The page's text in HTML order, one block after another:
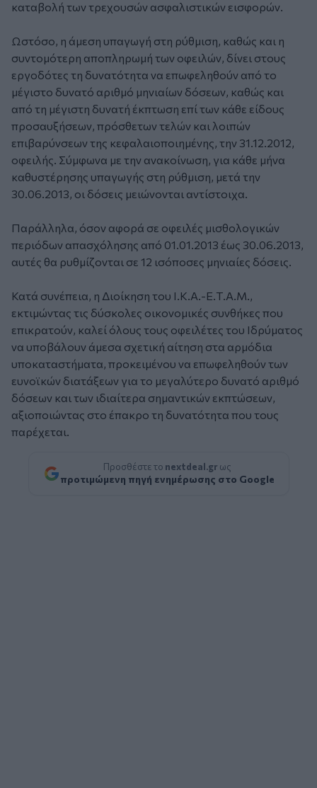
καταβολή των τρεχουσών ασφαλιστικών εισφορών.
Ωστόσο, η άμεση υπαγωγή στη ρύθμιση, καθώς και η
συντομότερη αποπληρωμή των οφειλών, δίνει στους
εργοδότες τη δυνατότητα να επωφεληθούν από το
μέγιστο δυνατό αριθμό μηνιαίων δόσεων, καθώς και
από τη μέγιστη δυνατή έκπτωση επί των κάθε είδους
προσαυξήσεων, πρόσθετων τελών και λοιπών
επιβαρύνσεων της κεφαλαιοποιημένης, την 31.12.2012,
οφειλής. Σύμφωνα με την ανακοίνωση, για κάθε μήνα
καθυστέρησης υπαγωγής στη ρύθμιση, μετά την
30.06.2013, οι δόσεις μειώνονται αντίστοιχα.
Παράλληλα, όσον αφορά σε οφειλές μισθολογικών
περιόδων απασχόλησης από 01.01.2013 έως 30.06.2013,
αυτές θα ρυθμίζονται σε 12 ισόποσες μηνιαίες δόσεις.
Κατά συνέπεια, η Διοίκηση του Ι.Κ.Α.-Ε.Τ.Α.Μ.,
εκτιμώντας τις δύσκολες οικονομικές συνθήκες που
επικρατούν, καλεί όλους τους οφειλέτες του Ιδρύματος
να υποβάλουν άμεσα σχετική αίτηση στα αρμόδια
υποκαταστήματα, προκειμένου να επωφεληθούν των
ευνοϊκών διατάξεων για το μεγαλύτερο δυνατό αριθμό
δόσεων και των ιδιαίτερα σημαντικών εκπτώσεων,
αξιοποιώντας στο έπακρο τη δυνατότητα που τους
παρέχεται.
Προσθέστε το nextdeal.gr ως
προτιμώμενη πηγή ενημέρωσης στο Google